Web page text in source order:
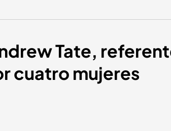
Tate,
cuatro mujeres